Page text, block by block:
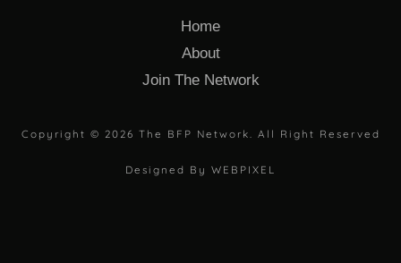
Home
About
Join The Network
Copyright © 2026 The BFP Network. All Right Reserved
Designed By WEBPIXEL